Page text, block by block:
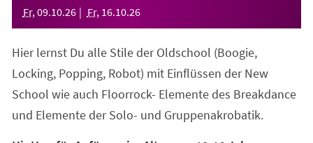
Fr, 09.10.26 Fr, 16.10.26
Hier lernst Du alle Stile der Oldschool (Boogie,
Locking, Popping, Robot) mit Einflüssen der New
School wie auch Floorrock- Elemente des Breakdance
und Elemente der Solo- und Gruppenakrobatik.